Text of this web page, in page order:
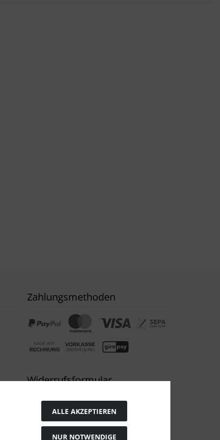
Zahlungsmethoden
Widerrufsformular
ALLE AKZEPTIEREN
NUR NOTWENDIGE